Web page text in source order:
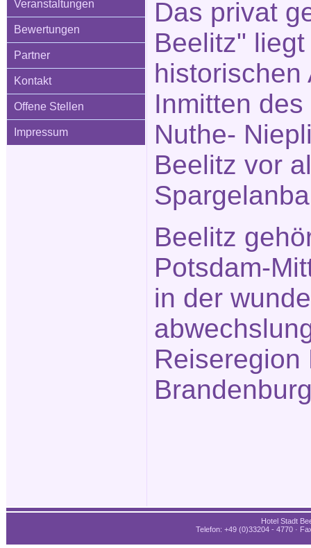
Veranstaltungen
Bewertungen
Partner
Kontakt
Offene Stellen
Impressum
Das privat
Beelitz"
historischen
Inmitten
Nuthe-
Beelitz vor
Beelitz
Potsdam-
in der
Reiseregion
Hotel Stadt
Telefon: +49 (0)33204 - 4770 ·